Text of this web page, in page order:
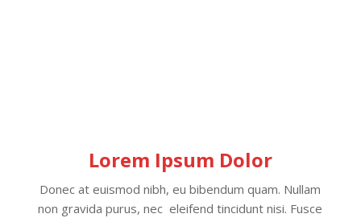
Lorem Ipsum Dolor
Donec at euismod nibh, eu bibendum quam. Nullam
non gravida purus, nec eleifend tincidunt nisi. Fusce